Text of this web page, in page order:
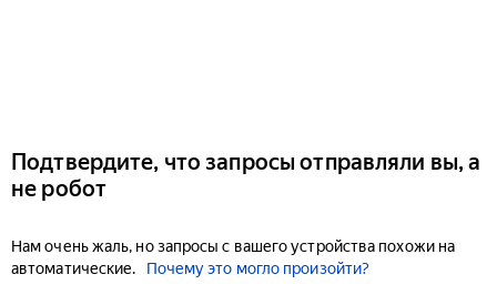
Подтвердите, что запросы отправляли вы, а
не робот
Нам очень жаль, но запросы с вашего устройства похожи на
автоматические.
Почему это могло произойти?